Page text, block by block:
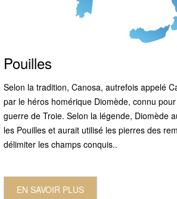
Pouilles
Selon la tradition, Canosa, autrefois appelé
par le héros homérique Diomède, connu
guerre de Troie. Selon la légende, Diomède
les Pouilles et aurait utilisé les pierres des
délimiter les champs conquis..
EN SAVOIR PLUS